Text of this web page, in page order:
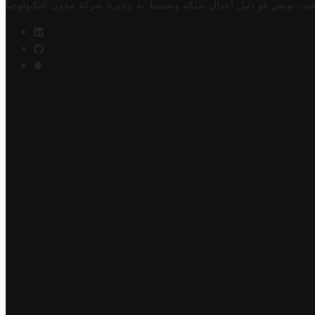
تونس هو دليل أعمال تملكه وتحتفظ به وتديره شركة مخزن التكنولوجيا